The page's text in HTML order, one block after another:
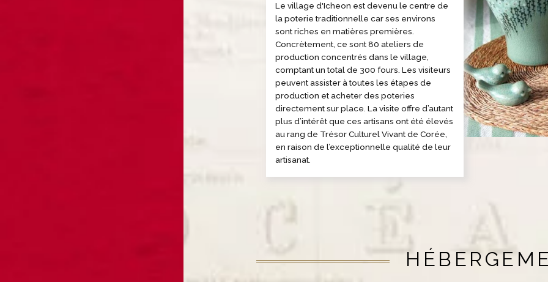
Le village d'Icheon est devenu le centre de
la poterie traditionnelle car ses environs
sont riches en matières premières.
Concrètement, ce sont 80 ateliers de
production concentrés dans le village,
comptant un total de 300 fours. Les visiteurs
peuvent assister à toutes les étapes de
production et acheter des poteries
directement sur place. La visite offre d’autant
plus d’intérêt que ces artisans ont été élevés
au rang de Trésor Culturel Vivant de Corée,
en raison de l’exceptionnelle qualité de leur
artisanat.